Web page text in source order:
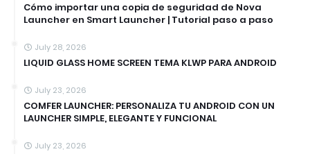
Cómo importar una copia de seguridad de Nova
Launcher en Smart Launcher | Tutorial paso a paso
July 28, 2026
LIQUID GLASS HOME SCREEN TEMA KLWP PARA ANDROID
July 23, 2026
COMFER LAUNCHER: PERSONALIZA TU ANDROID CON UN
LAUNCHER SIMPLE, ELEGANTE Y FUNCIONAL
July 23, 2026